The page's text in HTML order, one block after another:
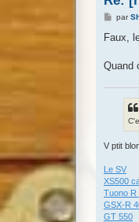
M
s
g
par
Faux,
Quand
V ptit
Le SV
XS500
Tuono R
GSX-R
GT 550